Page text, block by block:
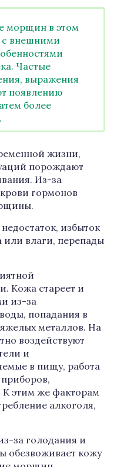
морщин в этом
с внешними
Частые
выражения
появлению
более
жизни,
порождают
Из-за
гормонов
избыток
или влаги, перепады
Кожа стареет и
из-за
попадания в
металлов. На
воздействуют
и
в пищу, работа
К этим же факторам
алкоголя,
за голодания и
обезвоживает кожу